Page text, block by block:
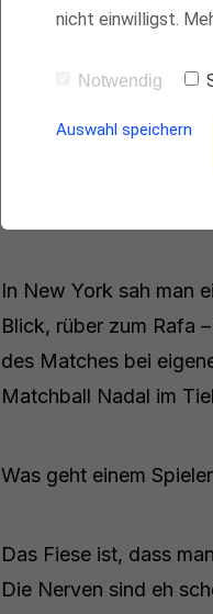
French Open.
Das sind nicht die
Dominic Thiem, die
In New York sah man
Blick, rüber zum Rafa
des Matches bei
Matchball Nadal im
Was geht einem
Das Fiese ist, dass
Die Nerven sind eh
nicht einwilligst.
Notwendig
Auswahl speichern